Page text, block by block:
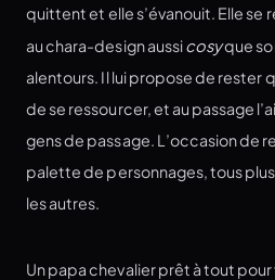
quittent et elle s’évanouit. Elle se
au chara-design aussicosyque
alentours. Il lui propose de rester
de se ressourcer, et au passage
gens de passage. L’occasion de
palette de personnages, tous
les autres.
Un papa chevalier prêt à tout